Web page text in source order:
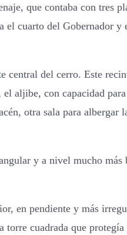
que contaba con tres
el cuarto del Gobernador
central del cerro. Este
aljibe, con capacidad
otra sala para albergar
y a nivel mucho más
en pendiente y más
torre cuadrada que protegía